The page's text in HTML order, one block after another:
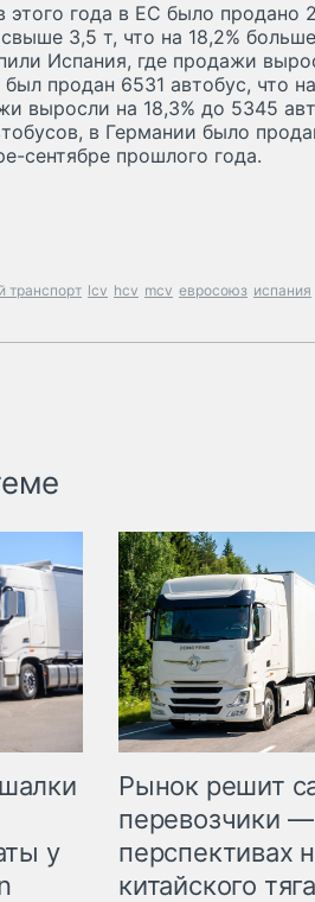
этого года в ЕС было продано
3,5 т, что на 18,2%
Испания, где продажи
был продан 6531 автобус, что
выросли на 18,3% до 5345
в Германии было
сентябре прошлого года.
транспорт lcv hcv mcv евросоюз испания
у
Рынок решит
перевозчики
перспективах
китайского